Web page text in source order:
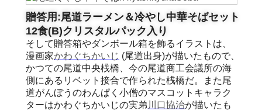
贈答用:尾道ラーメン＆冷やし中華そばセット
12食(B)クリスタルパック入り
そして贈答箱やダンボール箱を飾るイラストは、
漫画家かわぐちかいじ (尾道出身)が描いたもので、
かつての尾道中央桟橋、今の尾道商工会議所の海
側にあるリベット接合で作られた桟橋だ。また尾
道がんぼうのわんぱく小僧のマスコットキャラク
ターはかわぐちかいじの実弟 川口協治が描いたも